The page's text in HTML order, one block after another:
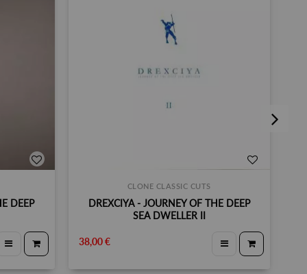
DEEP
CLONE CLASSIC CUTS
DREXCIYA - JOURNEY OF THE DEEP
SEA DWELLER II
38,00 €